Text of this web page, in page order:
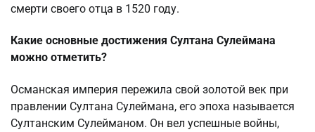
смерти своего отца в 1520 году.
Какие основные достижения Султана Сулеймана
можно отметить?
Османская империя пережила свой золотой век при
правлении Султана Сулеймана, его эпоха называется
Султанским Сулейманом. Он вел успешные войны,